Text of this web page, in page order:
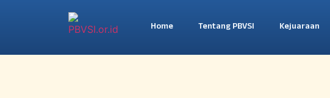
Home Tentang PBVSI Kejuaraan